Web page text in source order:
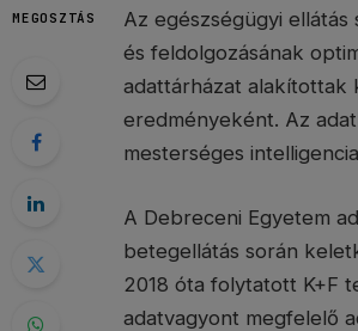
MEGOSZTÁS
Az egészségügyi
és feldolgozásának
adattárházat alakítottak
eredményeként. Az
mesterséges
A Debreceni Egyetem
betegellátás során
2018 óta folytatott K+F
adatvagyont megfelelő